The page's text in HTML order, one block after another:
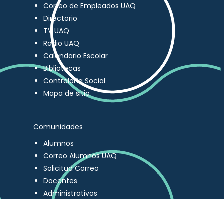
Correo de Empleados UAQ
Directorio
TV UAQ
Radio UAQ
Calendario Escolar
Bibliotecas
Contraloría Social
Mapa de sitio
Comunidades
Alumnos
Correo Alumnos UAQ
Solicitud Correo
Docentes
Administrativos